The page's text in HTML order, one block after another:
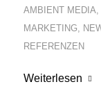
AMBIENT MEDIA,
MARKETING,
REFERENZEN
Weiterlesen